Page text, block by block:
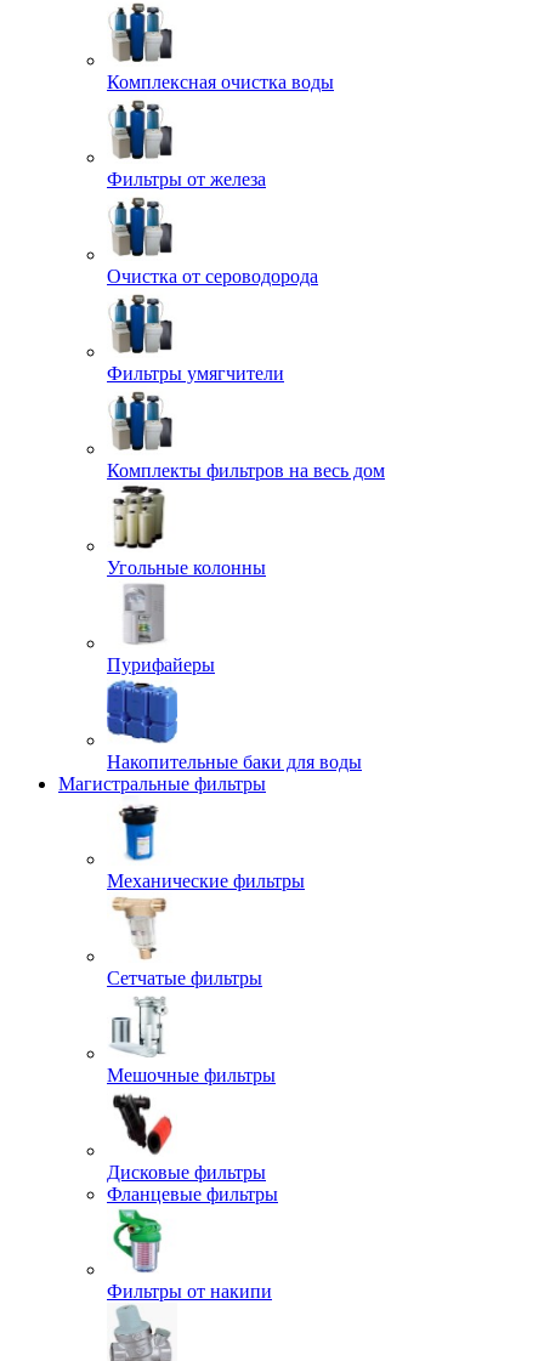
Комплексная очистка воды
Фильтры от железа
Очистка от сероводорода
Фильтры умягчители
Комплекты фильтров на весь дом
Угольные колонны
Пурифайеры
Накопительные баки для воды
Магистральные фильтры
Механические фильтры
Сетчатые фильтры
Мешочные фильтры
Дисковые фильтры
Фланцевые фильтры
Фильтры от накипи